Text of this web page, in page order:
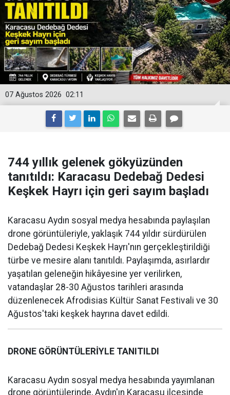
02:11
07 Ağustos 2026
744 yıllık gelenek gökyüzünden
tanıtıldı: Karacasu Dedebağ Dedesi
Keşkek Hayrı için geri sayım başladı
Karacasu Aydın sosyal medya hesabında paylaşılan
drone görüntüleriyle, yaklaşık 744 yıldır sürdürülen
Dedebağ Dedesi Keşkek Hayrı'nın gerçekleştirildiği
türbe ve mesire alanı tanıtıldı. Paylaşımda, asırlardır
yaşatılan geleneğin hikâyesine yer verilirken,
vatandaşlar 28-30 Ağustos tarihleri arasında
düzenlenecek Afrodisias Kültür Sanat Festivali ve 30
Ağustos'taki keşkek hayrına davet edildi.
DRONE GÖRÜNTÜLERİYLE TANITILDI
Karacasu Aydın sosyal medya hesabında yayımlanan
drone görüntülerinde, Aydın'ın Karacasu ilçesinde